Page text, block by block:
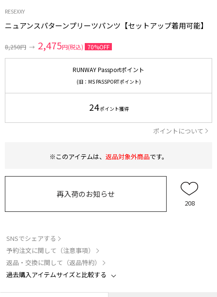
RESEXXY
ニュアンスパターンプリーツパンツ【セットアップ着用可能】
8,250円 → 2,475円(税込) 70%OFF
RUNWAY Passportポイント
(旧：MS PASSPORTポイント)
24ポイント獲得
ポイントについて
※このアイテムは、 返品対象外商品です。
再入荷のお知らせ
208
SNSでシェアする
予約注文に関して（注意事項）
返品・交換に関して（返品特約）
過去購入アイテムサイズと比較する